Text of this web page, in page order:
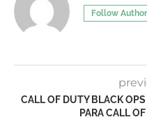
Follow Author
CALL OF DUTY BLACK
PARA CALL